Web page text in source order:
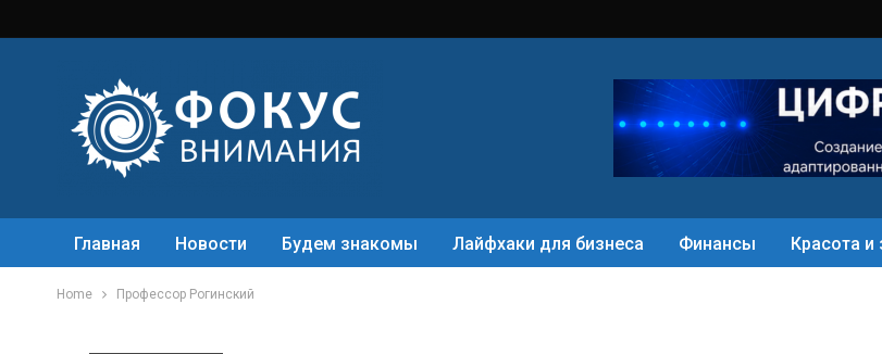
Главная Новости Будем знакомы Лайфхаки для бизнеса Финансы Красота и
Home Профессор Рогинский